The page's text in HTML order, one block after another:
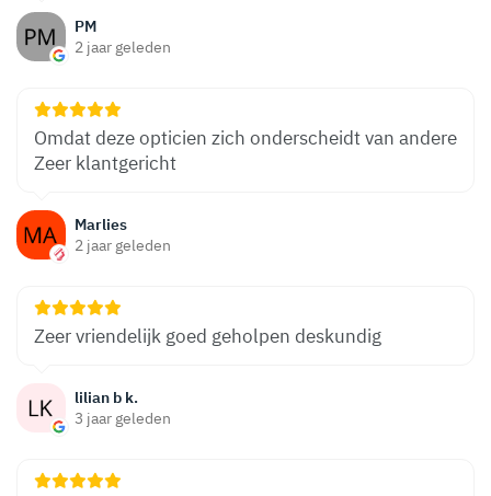
PM
2 jaar geleden
Marlies
2 jaar geleden
Omdat deze opticien zich onderscheidt van andere
Zeer klantgericht
lilian b k.
3 jaar geleden
Zeer vriendelijk goed geholpen deskundig